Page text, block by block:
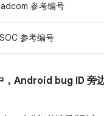
参考编号
参考编号
，Android bug ID 旁